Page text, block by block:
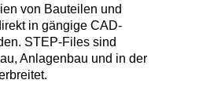
von Bauteilen und
in gängige CAD-
STEP-Files sind
Anlagenbau und in der